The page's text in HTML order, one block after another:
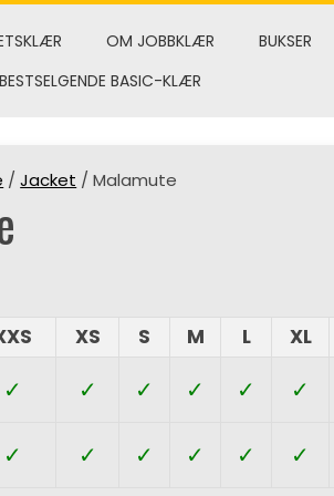
OM JOBBKLÆR
BUKSER
BESTSELGENDE BASIC-KLÆR
/Jacket / Malamute
XS S M L XL
✓ ✓ ✓ ✓ ✓ ✓
✓ ✓ ✓ ✓ ✓ ✓